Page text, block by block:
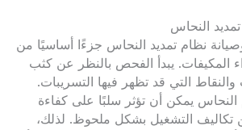
النحاس
نظام تمديد النحاس جزءًا أساسيًا من
المكيفات. يبدأ الفحص بالنظر عن كثب
والنقاط التي قد تظهر فيها التسريبات.
النحاس يمكن أن تؤثر سلبًا على كفاءة
تكاليف التشغيل بشكل ملحوظ. لذلك،